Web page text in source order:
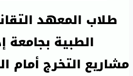
طلاب المعهد
الطبية
مشاريع التخرج أمام